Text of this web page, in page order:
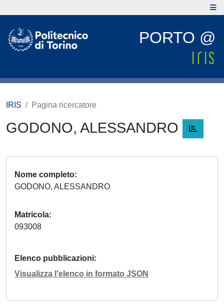
PORTO @
IRIS Pagina ricercatore
GODONO, ALESSANDRO
Nome completo
GODONO, ALESSANDRO
Matricola
093008
Elenco pubblicazioni
Visualizza l'elenco in formato JSON